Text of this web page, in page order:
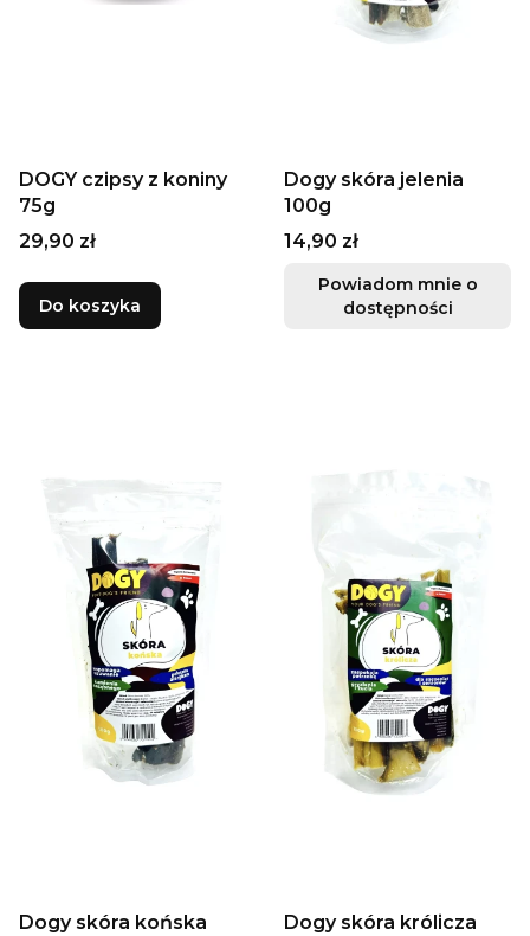
DOGY czipsy z koniny
75g
Cena
29,90 zł
Do koszyka
Dogy skóra jelenia
100g
Cena
14,90 zł
Powiadom mnie o
dostępności
Dogy skóra końska
Dogy skóra królicza